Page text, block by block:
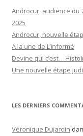
Androcur, audience du
2025
Androcur, nouvelle
A la une de L’informé
Devine qui c’est…
Une nouvelle étape
LES DERNIERS
Véronique Dujardin